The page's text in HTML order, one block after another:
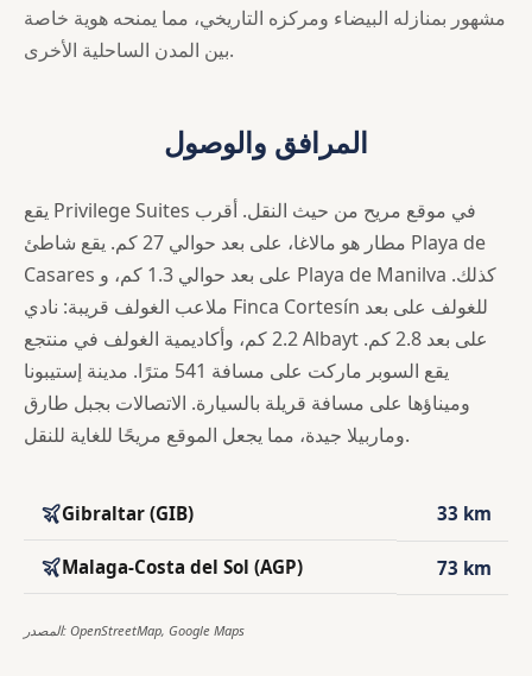
مشهور بمنازله البيضاء ومركزه التاريخي، مما يمنحه هوية خاصة
بين المدن الساحلية الأخرى.
المرافق والوصول
يقع Privilege Suites في موقع مريح من حيث النقل. أقرب
مطار هو مالاغا، على بعد حوالي 27 كم. يقع شاطئ Playa de
Casares على بعد حوالي 1.3 كم، و Playa de Manilva كذلك.
ملاعب الغولف قريبة: نادي Finca Cortesín للغولف على بعد
2.2 كم، وأكاديمية الغولف في منتجع Albayt على بعد 2.8 كم.
يقع السوبر ماركت على مسافة 541 مترًا. مدينة إستيبونا
وميناؤها على مسافة قريلة بالسيارة. الاتصالات بجبل طارق
وماربيلا جيدة، مما يجعل الموقع مريحًا للغاية للنقل.
Gibraltar (GIB) 33 km
Malaga-Costa del Sol (AGP) 73 km
المصدر: OpenStreetMap, Google Maps